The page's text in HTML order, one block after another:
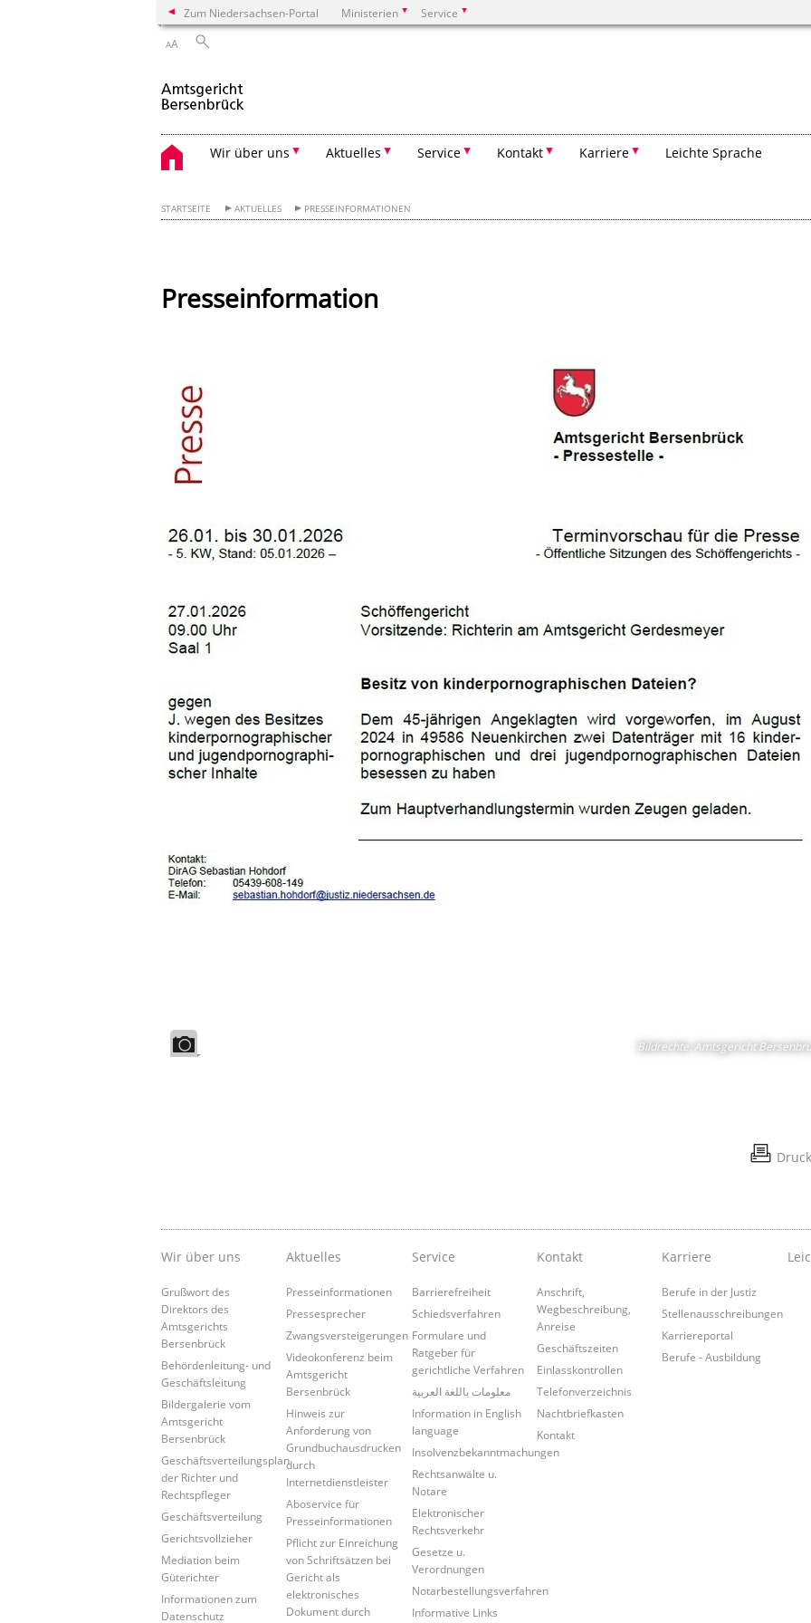
Zum Niedersachsen-Portal Ministerien Service
AA
Wir über uns Aktuelles Service Kontakt Karriere Leichte Sprache
STARTSEITE AKTUELLES PRESSEINFORMATIONEN
Presseinformation
Bildrechte Amtsgericht
Wir über uns
Grußwort des
Direktors des
Amtsgerichts
Bersenbrück
Behördenleitung- und
Geschäftsleitung
Bildergalerie vom
Amtsgericht
Bersenbrück
Geschäftsverteilungsplan
der Richter und
Rechtspfleger
Geschäftsverteilung
Gerichtsvollzieher
Mediation beim
Güterichter
Informationen zum
Datenschutz
Aktuelles
Presseinformationen
Pressesprecher
Zwangsversteigerungen
Videokonferenz beim
Amtsgericht
Bersenbrück
Hinweis zur
Anforderung von
Grundbuchausdrucken
durch
Internetdienstleister
Aboservice für
Presseinformationen
Pflicht zur Einreichung
von Schriftsätzen bei
Gericht als
elektronisches
Dokument durch
Service
Barrierefreiheit
Schiedsverfahren
Formulare und
Ratgeber für
gerichtliche Verfahren
معلومات باللغة العربية
Information in English
language
Insolvenzbekanntmachungen
Rechtsanwälte u.
Notare
Elektronischer
Rechtsverkehr
Gesetze u.
Verordnungen
Notarbestellungsverfahren
Informative Links
Kontakt
Anschrift,
Wegbeschreibung,
Anreise
Geschäftszeiten
Einlasskontrollen
Telefonverzeichnis
Nachtbriefkasten
Kontakt
Karriere
Berufe in der Justiz
Stellenausschreibungen
Karriereportal
Berufe - Ausbildung